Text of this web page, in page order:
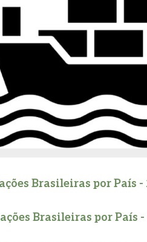
Brasileiras por País -
Brasileiras por País -